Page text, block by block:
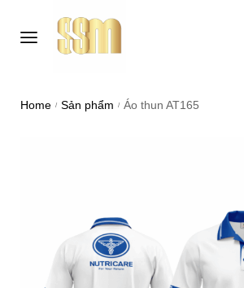
Home / Sản phẩm / Áo thun AT165